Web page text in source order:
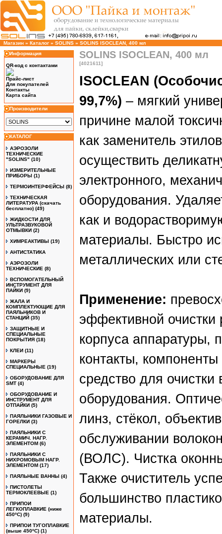
Магазин » Каталог » SOLINS » SOLINS ISOCLEAN, 400 мл
Информация
QR-код с контактами
Прайс-лист
Для покупателей
Контакты
Карта сайта
Производители
КАТАЛОГ
АЭРОЗОЛИ
ТЕХНИЧЕСКИЕ
"SOLINS" (10)
ИЗМЕРИТЕЛЬНЫЕ
ПРИБОРЫ (1)
ТЕРМОИНТЕРФЕЙСЫ (8)
ТЕХНИЧЕСКАЯ
ЛИТЕРАТУРА (скачать
бесплатно) (49)
ЖИДКОСТИ ДЛЯ
УЛЬТРАЗВУКОВОЙ
ОТМЫВКИ (2)
ХИМРЕАКТИВЫ (19)
АНТИСТАТИКА
АЭРОЗОЛИ
ТЕХНИЧЕСКИЕ (8)
ВСПОМОГАТЕЛЬНЫЙ
ИНСТРУМЕНТ ДЛЯ
ПАЙКИ (9)
ЖАЛА И
КОМПЛЕКТУЮЩИЕ ДЛЯ
ПАЯЛЬНИКОВ И
СТАНЦИЙ (35)
ЗАЩИТНЫЕ И
СПЕЦИАЛЬНЫЕ
ПОКРЫТИЯ (18)
КЛЕИ (11)
МАРКЕРЫ
СПЕЦИАЛЬНЫЕ (19)
ОБОРУДОВАНИЕ ДЛЯ
SMT (4)
ОБОРУДОВАНИЕ И
ИНСТРУМЕНТ ДЛЯ
ОТПАЙКИ (5)
ПАЯЛЬНИКИ ГАЗОВЫЕ И
ГОРЕЛКИ (3)
ПАЯЛЬНИКИ С
КЕРАМИЧ. НАГР.
ЭЛЕМЕНТОМ (6)
ПАЯЛЬНИКИ С
НИХРОМОВЫМ НАГР.
ЭЛЕМЕНТОМ (17)
ПАЯЛЬНЫЕ ВАННЫ (4)
ПИСТОЛЕТЫ
ТЕРМОКЛЕЕВЫЕ (1)
ПРИПОИ
ЛЕГКОПЛАВКИЕ (ниже
450ºС) (9)
ПРИПОИ ТУГОПЛАВКИЕ
(выше 450ºС) (1)
SOLINS ISOCLEAN, 400 мл
[4021611]
ISOCLEAN
99,7%) – мягкий
причине малой
как заменитель
осуществить
электронного,
оборудования.
как и
материалы. Быстро
металлических или
Применение:
эффективной очистки
корпуса аппаратуры,
контакты,
средство для
оборудования.
линз, стёкол,
обслуживании
(ВОЛС). Чистка
Также очиститель
большинство
материалы.